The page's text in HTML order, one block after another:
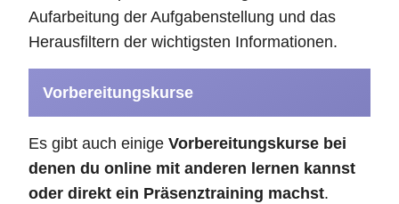
Aufarbeitung der Aufgabenstellung und das
Herausfiltern der wichtigsten Informationen.
Vorbereitungskurse
Es gibt auch einige Vorbereitungskurse bei
denen du online mit anderen lernen kannst
oder direkt ein Präsenztraining machst.